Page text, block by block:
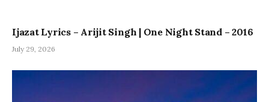
Ijazat Lyrics – Arijit Singh | One Night Stand – 2016
July 29, 2026